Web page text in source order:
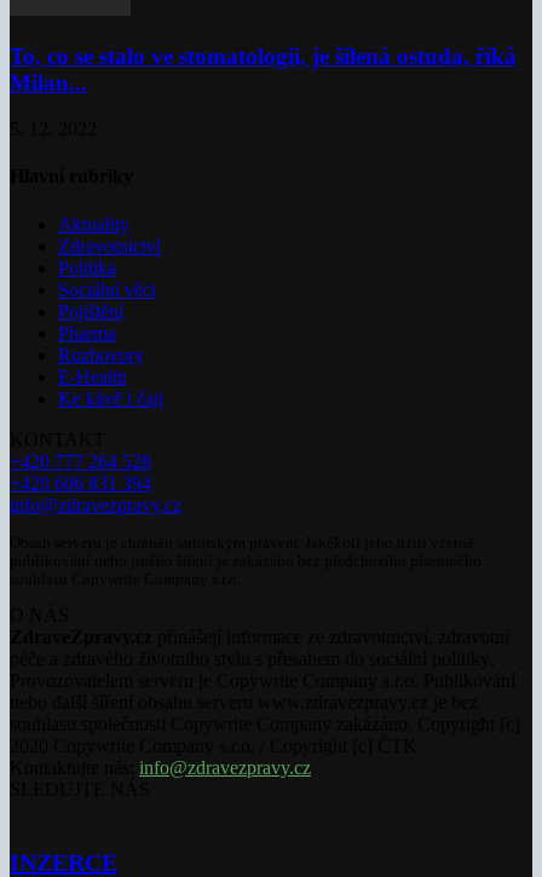
To, co se stalo ve stomatologii, je šílená ostuda, říká
Milan...
Aktuality
Zdravotnictví
Politika
Sociální věci
Pojištění
Pharma
Rozhovory
E-Health
Ke kávě i čaji
+420 777 264 528
+420 606 831 394
info@zdravezpravy.cz
info@zdravezpravy.cz
INZERCE